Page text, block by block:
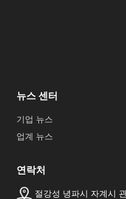
뉴스 센터
기업 뉴스
업계 뉴스
연락처
절강성 녕파시 자계시